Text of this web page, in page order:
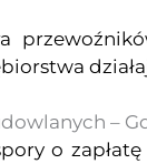
–
o